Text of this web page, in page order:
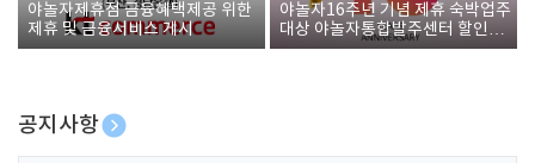
야놀자제휴점 금융혜택제공 위한
제휴 및 금융서비스 게시
야놀자16주년 기념 제휴 숙박업주
대상 야놀자통합발주센터 할인쿠
폰 증정
공지사항
[호텔업] 개인정보 처리방침 개정본1 (19.09.02)